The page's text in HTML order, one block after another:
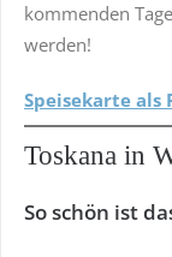
kommenden
werden!
Speisekarte als
Toskana in
So schön ist